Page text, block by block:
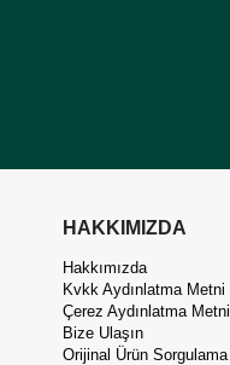
HAKKIMIZDA
Hakkımızda
Kvkk Aydınlatma Metni
Çerez Aydınlatma Metni
Bize Ulaşın
Orijinal Ürün Sorgulama